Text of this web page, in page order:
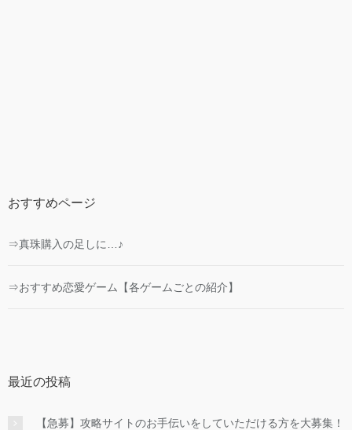
おすすめページ
⇒真珠購入の足しに…♪
⇒おすすめ恋愛ゲーム【各ゲームごとの紹介】
最近の投稿
【急募】攻略サイトのお手伝いをしていただける方を大募集！